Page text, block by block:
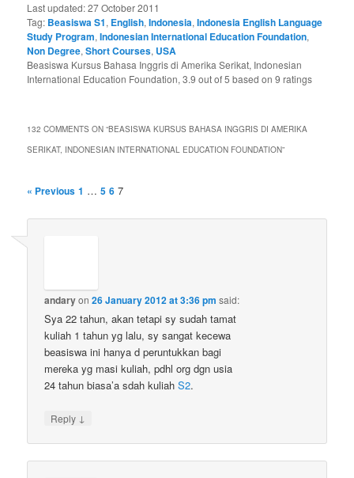
Last updated:27 October 2011
Tag: Beasiswa S1, English,Indonesia,Indonesia English Language
Study Program,Indonesian International Education Foundation,
Non Degree,Short Courses, USA
Beasiswa Kursus Bahasa Inggris di Amerika Serikat, Indonesian
International Education Foundation,3.9 out of5 based on9 ratings
132 COMMENTS ON “BEASISWA KURSUS BAHASA INGGRIS DI AMERIKA
SERIKAT, INDONESIAN INTERNATIONAL EDUCATION FOUNDATION”
« Previous 1 … 5 6 7
andaryon26 January 2012 at 3:36 pm said:
Sya 22 tahun, akan tetapi sy sudah tamat
kuliah 1 tahun yg lalu, sy sangat kecewa
beasiswa ini hanya d peruntukkan bagi
mereka yg masi kuliah, pdhl org dgn usia
24 tahun biasa’a sdah kuliahS2.
Reply ↓